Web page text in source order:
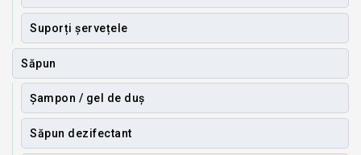
Suporți șervețele
Săpun
Șampon / gel de duș
Săpun dezifectant